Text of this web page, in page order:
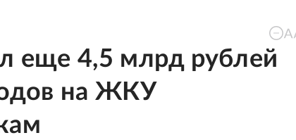
еще 4,5 млрд рублей
на ЖКУ